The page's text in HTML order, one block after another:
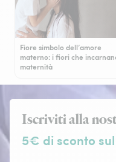
Fiore simbolo dell’amore
materno: i fiori che
maternità
Iscriviti alla
5€ di sconto